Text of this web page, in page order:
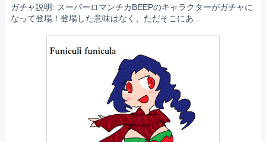
ガチャ説明: スーパーロマンチカBEEPのキャラクターがガチャに
なって登場！登場した意味はなく、ただそこにあ...